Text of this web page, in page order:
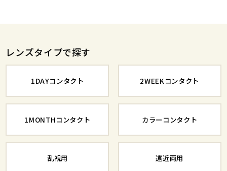
レンズタイプで探す
1DAYコンタクト 2WEEKコンタクト
1MONTHコンタクト カラーコンタクト
乱視用 遠近両用